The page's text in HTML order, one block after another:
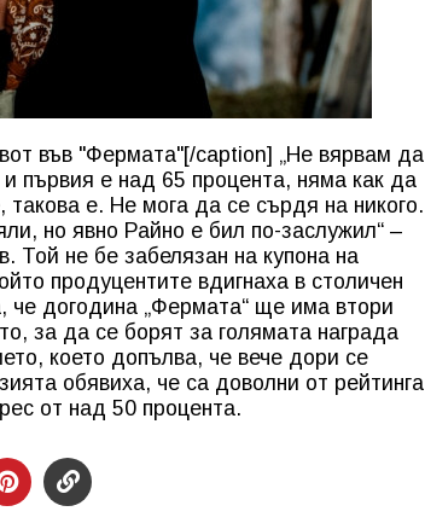
във "Фермата"[/caption] „Не вярвам да
първия е над 65 процента, няма как да
е. Не мога да се сърдя на никого.
но явно Райно е бил по-заслужил“ –
Той не бе забелязан на купона на
продуцентите вдигнаха в столичен
догодина „Фермата“ ще има втори
за да се борят за голямата награда
което допълва, че вече дори се
обявиха, че са доволни от рейтинга
от над 50 процента.